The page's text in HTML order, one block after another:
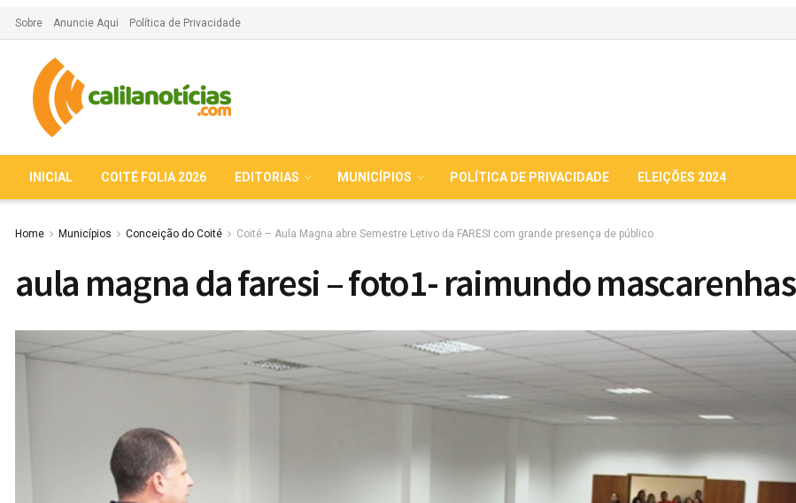
Sobre Anuncie Aqui Política de Privacidade
INICIAL COITÉ FOLIA 2026 EDITORIAS MUNICÍPIOS POLÍTICA DE PRIVACIDADE ELEIÇÕES 2024
Home Municípios Conceição do Coité Coité – Aula Magna abre Semestre Letivo da FARESI com grande presença de público
aula magna da faresi – foto1- raimundo mascarenhas